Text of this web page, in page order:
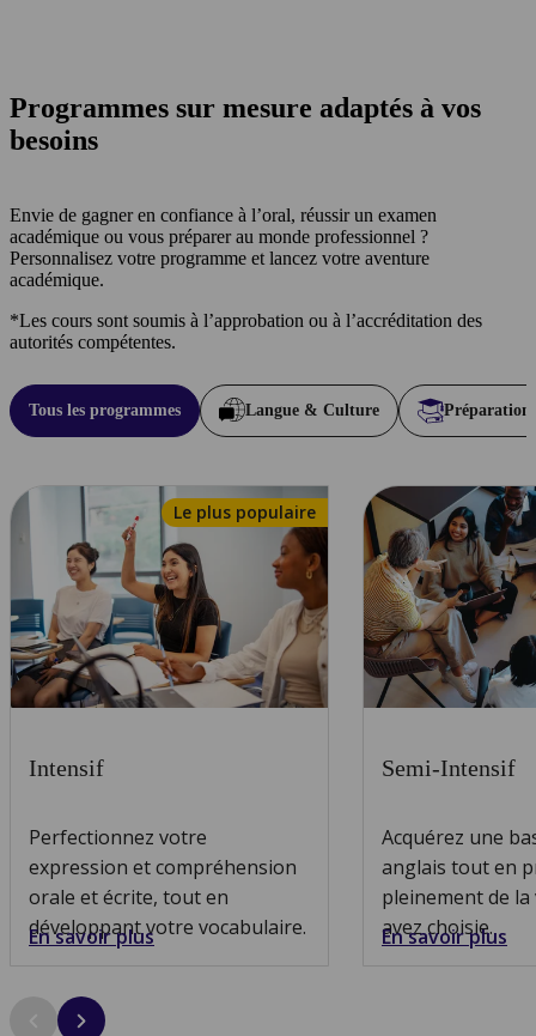
Programmes sur mesure adaptés à vos
besoins
Envie de gagner en confiance à l’oral, réussir un examen
académique ou vous préparer au monde professionnel ?
Personnalisez votre programme et lancez votre aventure
académique.
*Les cours sont soumis à l’approbation ou à l’accréditation des
autorités compétentes.
Tous les programmes Langue & Culture Préparation
Le plus populaire
Intensif
Perfectionnez votre
expression et compréhension
orale et écrite, tout en
développant votre vocabulaire.
En savoir plus
Semi-Intensif
Acquérez une
anglais tout en
pleinement de
avez choisie.
En savoir plus